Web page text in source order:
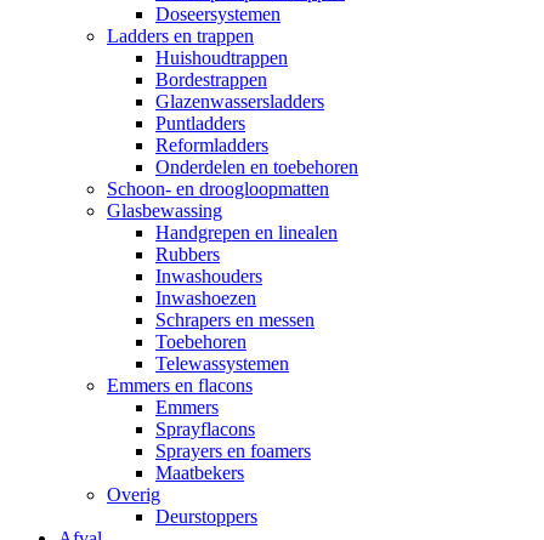
Doseersystemen
Ladders en trappen
Huishoudtrappen
Bordestrappen
Glazenwassersladders
Puntladders
Reformladders
Onderdelen en toebehoren
Schoon- en droogloopmatten
Glasbewassing
Handgrepen en linealen
Rubbers
Inwashouders
Inwashoezen
Schrapers en messen
Toebehoren
Telewassystemen
Emmers en flacons
Emmers
Sprayflacons
Sprayers en foamers
Maatbekers
Overig
Deurstoppers